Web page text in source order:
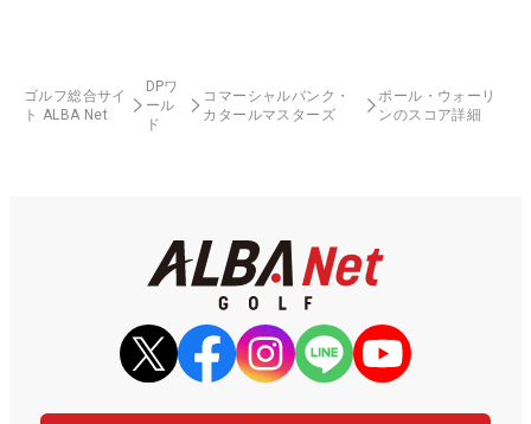
ゴルフ総合サイ
ト ALBA Net
DPワ
ール
ド
コマーシャルバンク・
カタールマスターズ
ポール・ウォーリ
ンのスコア詳細